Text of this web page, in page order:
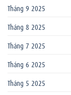
Tháng 9 2025
Tháng 8 2025
Tháng 7 2025
Tháng 6 2025
Tháng 5 2025